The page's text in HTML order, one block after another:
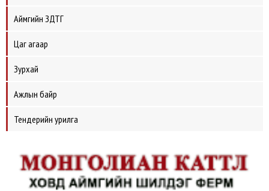
Аймгийн ЗДТГ
Цаг агаар
Зурхай
Ажлын байр
Тендерийн урилга